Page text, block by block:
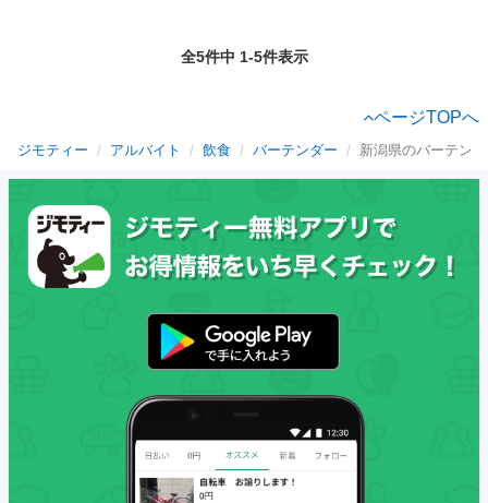
全5件中 1-5件表示
ページTOPへ
ジモティー アルバイト 飲食 バーテンダー 新潟県のバーテン